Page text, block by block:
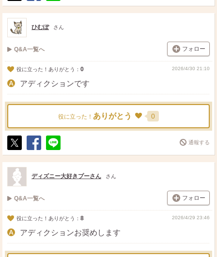
ポ
ス
ト
シ
ェ
送
る
ひむぽ さん
Q&A一覧へ フォロー
役に立った！ありがとう： 0 2026/4/30 21:10
アディクションです
役に立った！ ありがとう 0
ポ
ス
ト
シ
ェ
送
る
通報する
ディズニー大好きプーさん さん
Q&A一覧へ フォロー
役に立った！ありがとう： 8 2026/4/29 23:46
アディクションお奨めします